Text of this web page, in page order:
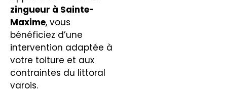
zingueur à Sainte-
Maxime, vous
bénéficiez d’une
intervention adaptée à
votre toiture et aux
contraintes du littoral
varois.